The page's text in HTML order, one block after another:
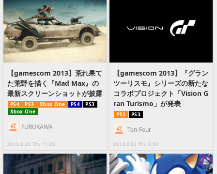
【gamescom 2013】荒れ果て
た荒野を描く『Mad Max』の
最新スクリーンショットが披露
PS4 PS3 Xbox One PS4
PS3
Xbox One
2013.8.22 Thu 11:25
FURUKAWA
【gamescom 2013】『グラン
ツーリスモ』シリーズの新たな
コラボプロジェクト「Vision G
ran Turismo」が発表
PS3 PS3
2013.8.22 Thu 8:50
Ten-Four